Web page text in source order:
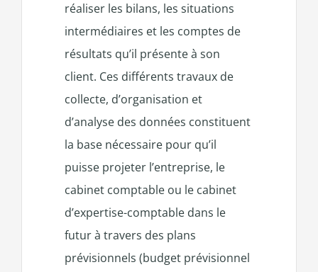
réaliser les bilans, les situations
intermédiaires et les comptes de
résultats qu’il présente à son
client. Ces différents travaux de
collecte, d’organisation et
d’analyse des données constituent
la base nécessaire pour qu’il
puisse projeter l’entreprise, le
cabinet comptable ou le cabinet
d’expertise-comptable dans le
futur à travers des plans
prévisionnels (budget prévisionnel